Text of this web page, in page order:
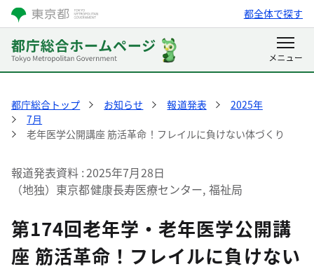
都全体で探す
都庁総合トップ お知らせ 報道発表
2025年
7月
老年医学公開講座 筋活革命！フレイルに負けない体づくり
報道発表資料 2025年7月28日
（地独）東京都健康長寿医療センター, 福祉局
第174回老年学・老年医学公開講
座 筋活革命！フレイルに負けない